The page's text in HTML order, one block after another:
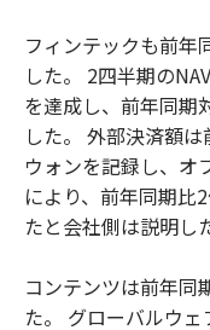
フィンテックも前年
した。 2四半期の
を達成し、前年同期
した。 外部決済額
ウォンを記録し、オ
により、前年同期比
たと会社側は説明し
コンテンツは前年同
た。 グローバルウ